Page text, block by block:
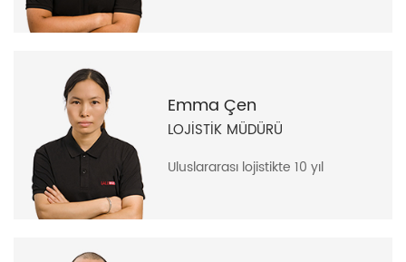
Emma Çen
LOJİSTİK MÜDÜRÜ
Uluslararası lojistikte 10 yıl